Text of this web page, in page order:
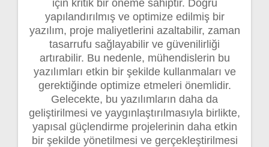
için kritik bir öneme sahiptir. Doğru
yapılandırılmış ve optimize edilmiş bir
yazılım, proje maliyetlerini azaltabilir, zaman
tasarrufu sağlayabilir ve güvenilirliği
artırabilir. Bu nedenle, mühendislerin bu
yazılımları etkin bir şekilde kullanmaları ve
gerektiğinde optimize etmeleri önemlidir.
Gelecekte, bu yazılımların daha da
geliştirilmesi ve yaygınlaştırılmasıyla birlikte,
yapısal güçlendirme projelerinin daha etkin
bir şekilde yönetilmesi ve gerçekleştirilmesi